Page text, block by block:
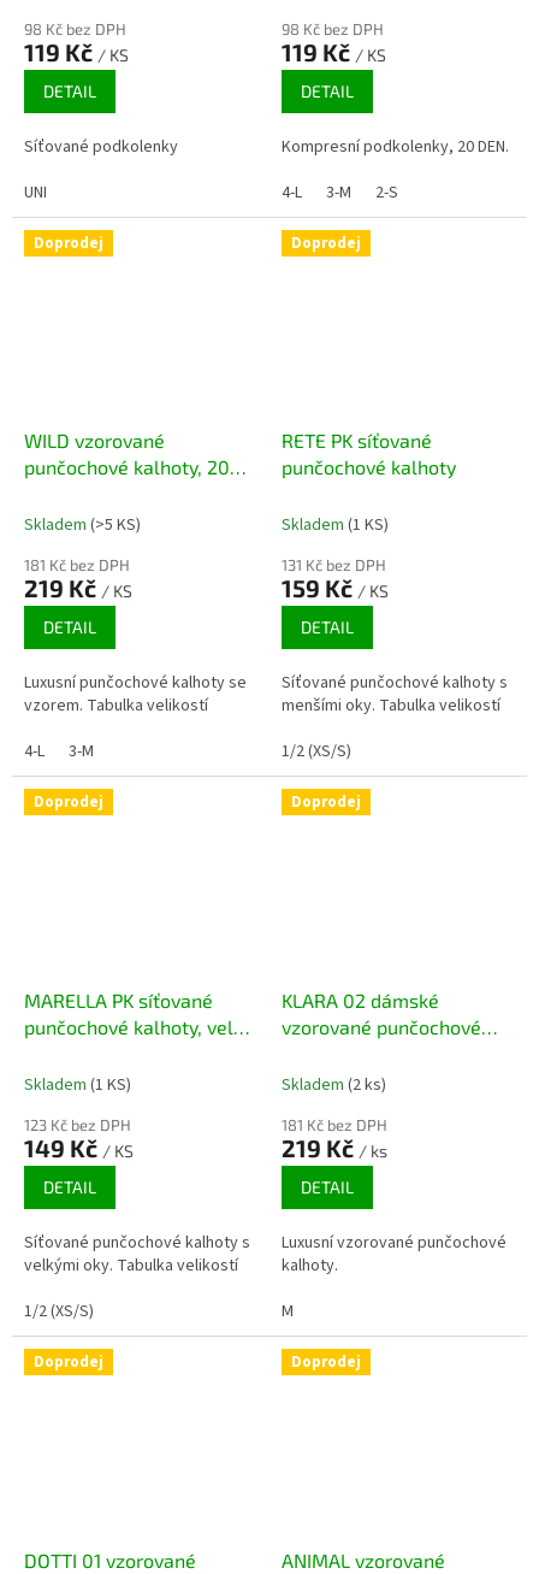
98 Kč bez DPH
119 Kč / KS
DETAIL
Síťované podkolenky
UNI
98 Kč bez DPH
119 Kč / KS
DETAIL
Kompresní podkolenky, 20 DEN.
4-L
3-M 2-S
Doprodej
WILD vzorované
punčochové kalhoty, 20
Skladem (>5 KS)
181 Kč bez DPH
219 Kč / KS
DETAIL
Luxusní punčochové kalhoty se
vzorem. Tabulka velikostí
4-L
3-M
Doprodej
RETE PK síťované
punčochové kalhoty
Skladem (1 KS)
131 Kč bez DPH
159 Kč / KS
DETAIL
Síťované punčochové kalhoty s
menšími oky. Tabulka velikostí
1/2 (XS/S)
Doprodej
MARELLA PK síťované
punčochové kalhoty, velká
Skladem (1 KS)
123 Kč bez DPH
149 Kč / KS
DETAIL
Síťované punčochové kalhoty s
velkými oky. Tabulka velikostí
1/2 (XS/S)
Doprodej
KLARA 02 dámské
vzorované punčochové
Skladem (2 ks)
181 Kč bez DPH
219 Kč / ks
DETAIL
Luxusní vzorované punčochové
kalhoty.
M
Doprodej
DOTTI 01 vzorované
Doprodej
ANIMAL vzorované